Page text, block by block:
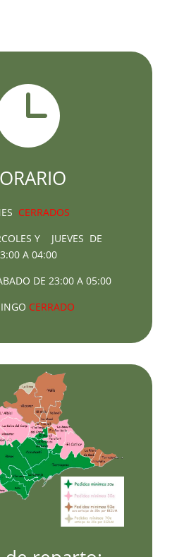
CERRADOS
Y JUEVES DE
A 04:00
DE 23:00 A 05:00
CERRADO